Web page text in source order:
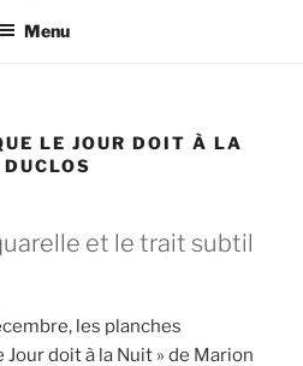
Menu
LE JOUR DOIT À LA
et le trait subtil
les planches
doit à la Nuit » de Marion